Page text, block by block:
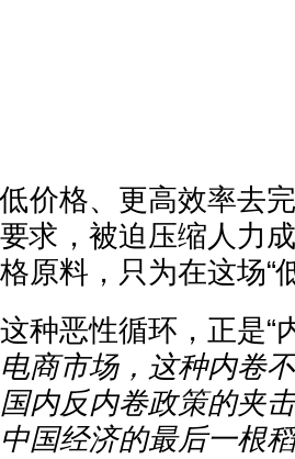
低价格、更高效率去
要求，被迫压缩人力
格原料，只为在这场“
这种恶性循环，正是“
电商市场，这种内卷
国内反内卷政策的夹
中国经济的最后一根稻